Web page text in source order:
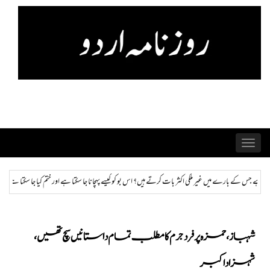
Skip
Toggle
navigation
اس بو کو کیسے پہچانا جا سکتا ہے اور ختم کیا جا سکتا ہے؟ ہمراز: پاکستان حکومت کی ذہنی
شہباز، حمزہ پر فرد جرم کا مطلب تمام داستانیں سچ تھیں،
شہزاد اکبر